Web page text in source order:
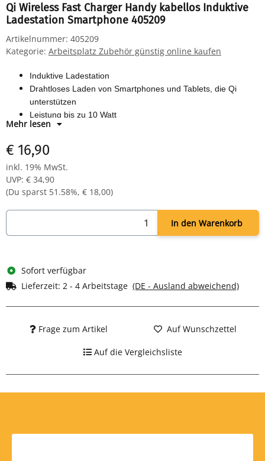
Qi Wireless Fast Charger Handy kabellos Induktive
Ladestation Smartphone 405209
Artikelnummer: 405209
Kategorie: Arbeitsplatz Zubehör günstig online kaufen
Induktive Ladestation
Drahtloses Laden von Smartphones und Tablets, die Qi
unterstützen
Leistung bis zu 10 Watt
USB Kabel für den Anschluss der Ladestation an ein Netzteil
Mehr lesen
€ 16,90
inkl. 19% MwSt.
UVP: € 34,90
(Du sparst 51.58%, € 18,00)
In den Warenkorb
Sofort verfügbar
Lieferzeit: 2 - 4 Arbeitstage (DE - Ausland abweichend)
Frage zum Artikel Auf Wunschzettel
Auf die Vergleichsliste